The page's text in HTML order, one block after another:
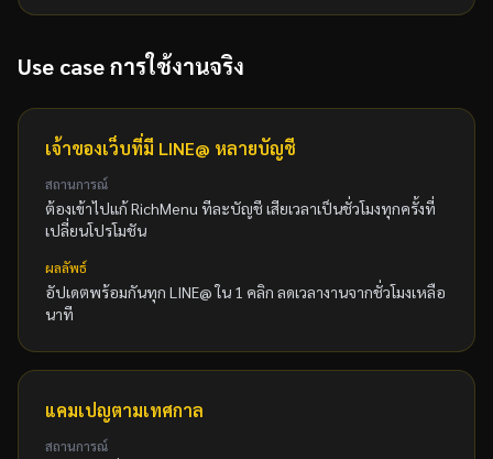
Use case การใช้งานจริง
เจ้าของเว็บที่มี LINE@ หลายบัญชี
สถานการณ์
ต้องเข้าไปแก้ RichMenu ทีละบัญชี เสียเวลาเป็นชั่วโมงทุกครั้งที่
เปลี่ยนโปรโมชัน
ผลลัพธ์
อัปเดตพร้อมกันทุก LINE@ ใน 1 คลิก ลดเวลางานจากชั่วโมงเหลือ
นาที
แคมเปญตามเทศกาล
สถานการณ์